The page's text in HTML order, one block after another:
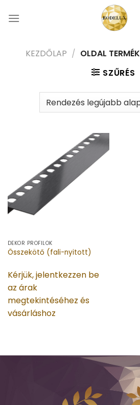
KEZDŐLAP / OLDAL TERMÉK
SZŰRÉS
DEKOR PROFILOK
Összekötő (fali-nyitott)
Kérjük, jelentkezzen be
az árak
megtekintéséhez és
vásárláshoz